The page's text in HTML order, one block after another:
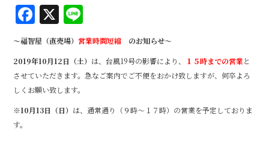
F
a
c
e
b
o
X
n
e
～福智屋（直売場）営業時間短縮 のお知らせ～
2019年10月12日（土） は、台風19号の影響により、 １５時までの営業と
させていただきます。急なご案内でご不便をおかけ致しますが、何卒よろ
しくお願い致します。
※10月13日（日） は、通常通り（９時～１７時）の営業を予定しておりま
す。